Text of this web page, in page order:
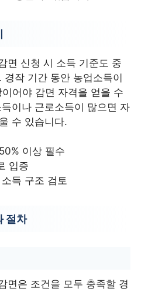
면 신청 시 소득 기준도 중
경작 기간 동안 농업소득이
어야 감면 자격을 얻을 수
이나 근로소득이 많으면 자
수 있습니다.
이상 필수
입증
득 구조 검토
절차
면은 조건을 모두 충족할 경